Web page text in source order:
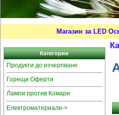
Магазин за LED
Категории
Продукти до изчерпване
Горещи Оферти
Лампи против Комари
Електроматериали->